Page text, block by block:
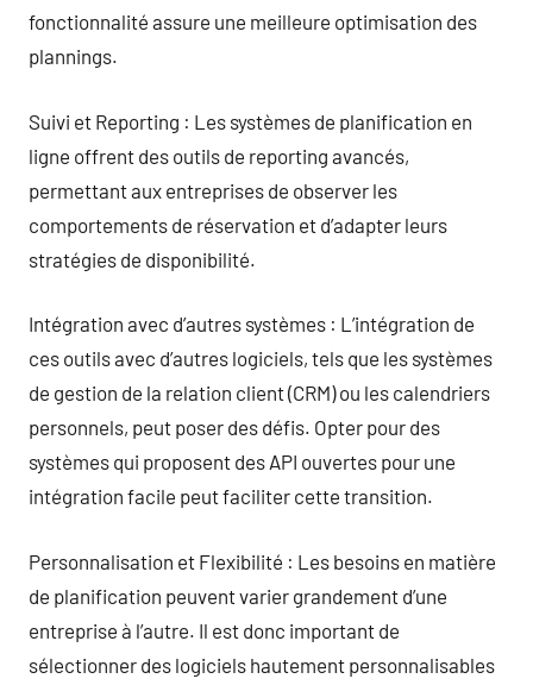
fonctionnalité assure une meilleure optimisation des
plannings.
Suivi et Reporting : Les systèmes de planification en
ligne offrent des outils de reporting avancés,
permettant aux entreprises de observer les
comportements de réservation et d’adapter leurs
stratégies de disponibilité.
Intégration avec d’autres systèmes : L’intégration de
ces outils avec d’autres logiciels, tels que les systèmes
de gestion de la relation client (CRM) ou les calendriers
personnels, peut poser des défis. Opter pour des
systèmes qui proposent des API ouvertes pour une
intégration facile peut faciliter cette transition.
Personnalisation et Flexibilité : Les besoins en matière
de planification peuvent varier grandement d’une
entreprise à l’autre. Il est donc important de
sélectionner des logiciels hautement personnalisables